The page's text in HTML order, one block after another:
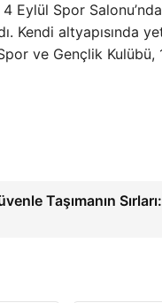
Eylül Spor
Kendi altyapısında
ve Gençlik
Taşımanın